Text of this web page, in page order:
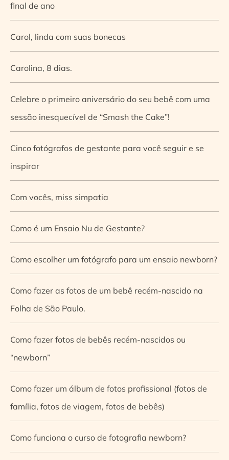
final de ano
Carol, linda com suas bonecas
Carolina, 8 dias.
Celebre o primeiro aniversário do seu bebê com uma
sessão inesquecível de “Smash the Cake”!
Cinco fotógrafos de gestante para você seguir e se
inspirar
Com vocês, miss simpatia
Como é um Ensaio Nu de Gestante?
Como escolher um fotógrafo para um ensaio newborn?
Como fazer as fotos de um bebê recém-nascido na
Folha de São Paulo.
Como fazer fotos de bebês recém-nascidos ou
“newborn”
Como fazer um álbum de fotos profissional (fotos de
família, fotos de viagem, fotos de bebês)
Como funciona o curso de fotografia newborn?